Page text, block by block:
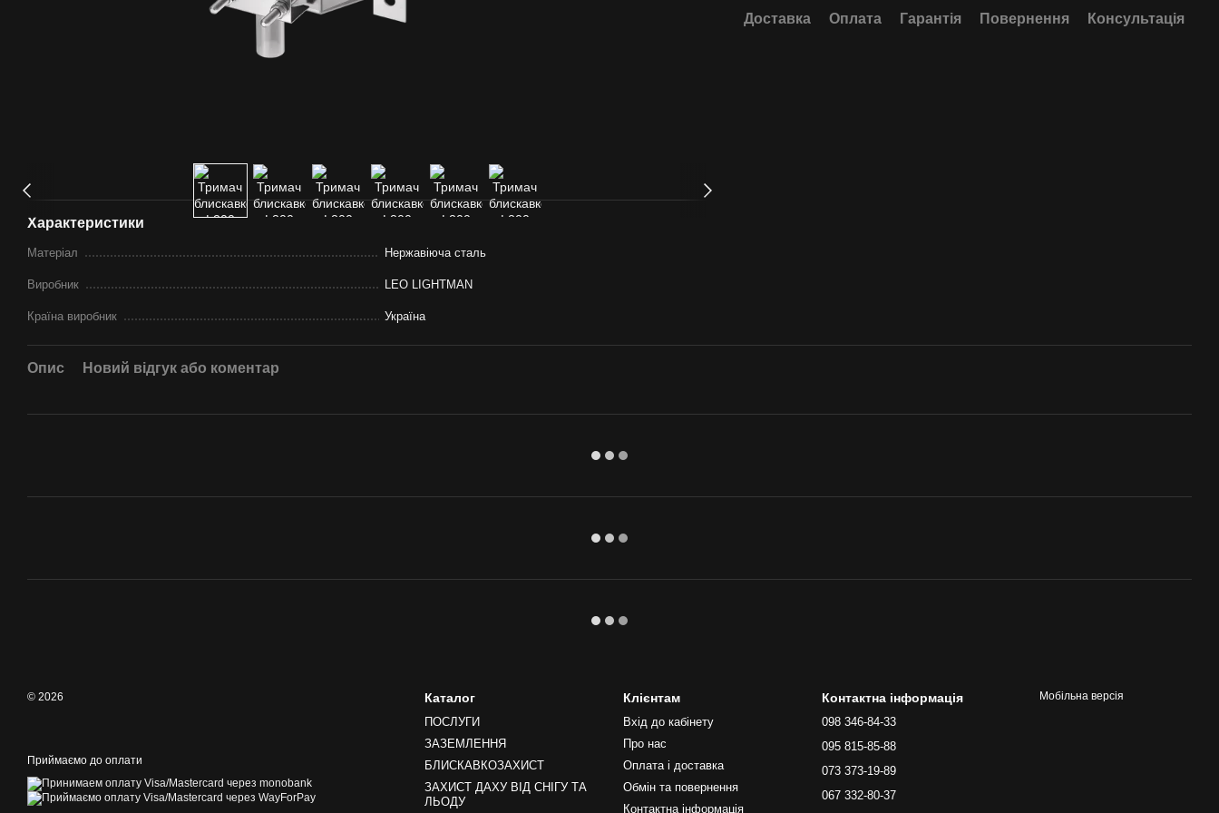
Характеристики
Матеріал Нержавіюча сталь
Виробник LEO LIGHTMAN
Країна виробник Україна
Доставка Оплата Гарантія Повернення Консультація
Опис Новий відгук або коментар
© 2026
Приймаємо до оплати
Каталог
ПОСЛУГИ
ЗАЗЕМЛЕННЯ
БЛИСКАВКОЗАХИСТ
ЗАХИСТ ДАХУ ВІД СНІГУ ТА
ЛЬОДУ
Клієнтам
Вхід до кабінету
Про нас
Оплата і доставка
Обмін та повернення
Контактна інформація
Контактна інформація
098 346-84-33
095 815-85-88
073 373-19-89
067 332-80-37
Мобільна версія